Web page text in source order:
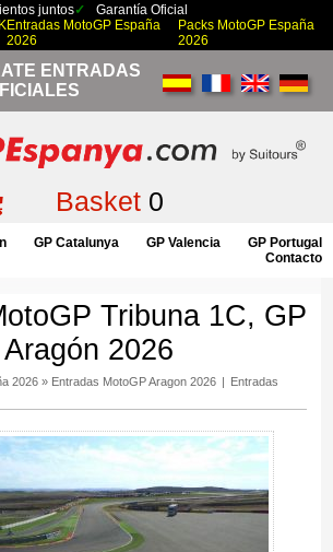
juntos
Garantía Oficial
Entradas MotoGP España
2026
Packs MotoGP España
2026
ENTRADAS
Basket0
GP Catalunya GP Valencia
GP Portugal
Contacto
Tribuna 1C, GP
Aragón 2026
2026» Entradas MotoGP Aragon 2026 | Entradas